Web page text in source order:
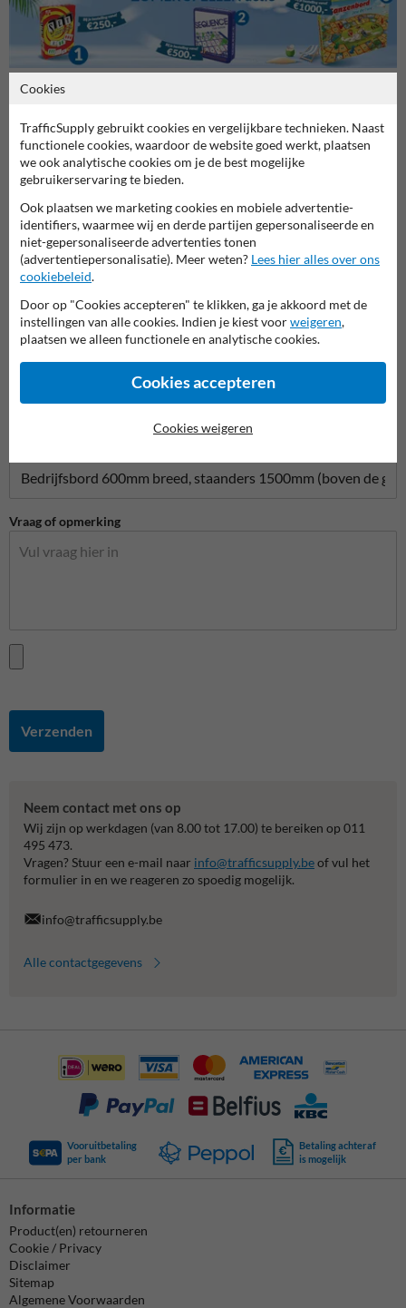
Stel je vraag aan Verkeersbord.be
Naam*
Bedrijfsnaam
E-mailadres*
Vraag of opmerking
Verzenden
Neem contact met ons op
Wij zijn op werkdagen (van 8.00 tot 17.00) te bereiken op 011
495 473.
Vragen? Stuur een e-mail naar info@trafficsupply.beof vul het
formulier in en we reageren zo spoedig mogelijk.
info@trafficsupply.be
Alle contactgegevens
Vooruitbetaling
per bank
Betaling achteraf
is mogelijk
Informatie
Product(en) retourneren
Cookie / Privacy
Disclaimer
Sitemap
Algemene Voorwaarden
Cookies
TrafficSupply gebruikt cookies en vergelijkbare technieken. Naast
functionele cookies, waardoor de website goed werkt, plaatsen
we ook analytische cookies om je de best mogelijke
gebruikerservaring te bieden.
Ook plaatsen we marketing cookies en mobiele advertentie-
identifiers, waarmee wij en derde partijen gepersonaliseerde en
niet-gepersonaliseerde advertenties tonen
(advertentiepersonalisatie). Meer weten? Lees hier alles over ons
cookiebeleid.
Door op "Cookies accepteren" te klikken, ga je akkoord met de
instellingen van alle cookies. Indien je kiest voorweigeren,
plaatsen we alleen functionele en analytische cookies.
Cookies accepteren
Cookies weigeren